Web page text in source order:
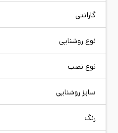
گارانتی
نوع روشنایی
نوع نصب
سایز روشنایی
رنگ